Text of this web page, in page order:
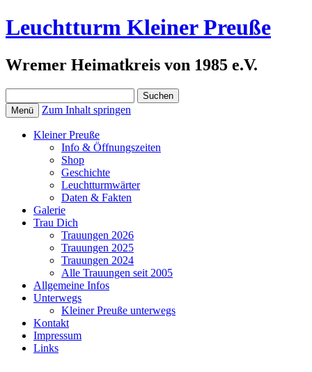
Leuchtturm Kleiner Preuße
Wremer Heimatkreis von 1985 e.V.
nach:
Menü Zum Inhalt springen
Kleiner Preuße
Info & Öffnungszeiten
Shop
Geschichte
Leuchtturmwärter
Daten & Fakten
Galerie
Trau Dich
Trauungen 2026
Trauungen 2025
Trauungen 2024
Alle Trauungen seit 2005
Allgemeine Infos
Unterwegs
Kleiner Preuße unterwegs
Kontakt
Impressum
Links